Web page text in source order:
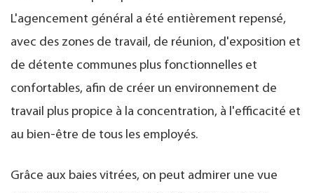
L'agencement général a été entièrement repensé,
avec des zones de travail, de réunion, d'exposition et
de détente communes plus fonctionnelles et
confortables, afin de créer un environnement de
travail plus propice à la concentration, à l'efficacité et
au bien-être de tous les employés.
Grâce aux baies vitrées, on peut admirer une vue